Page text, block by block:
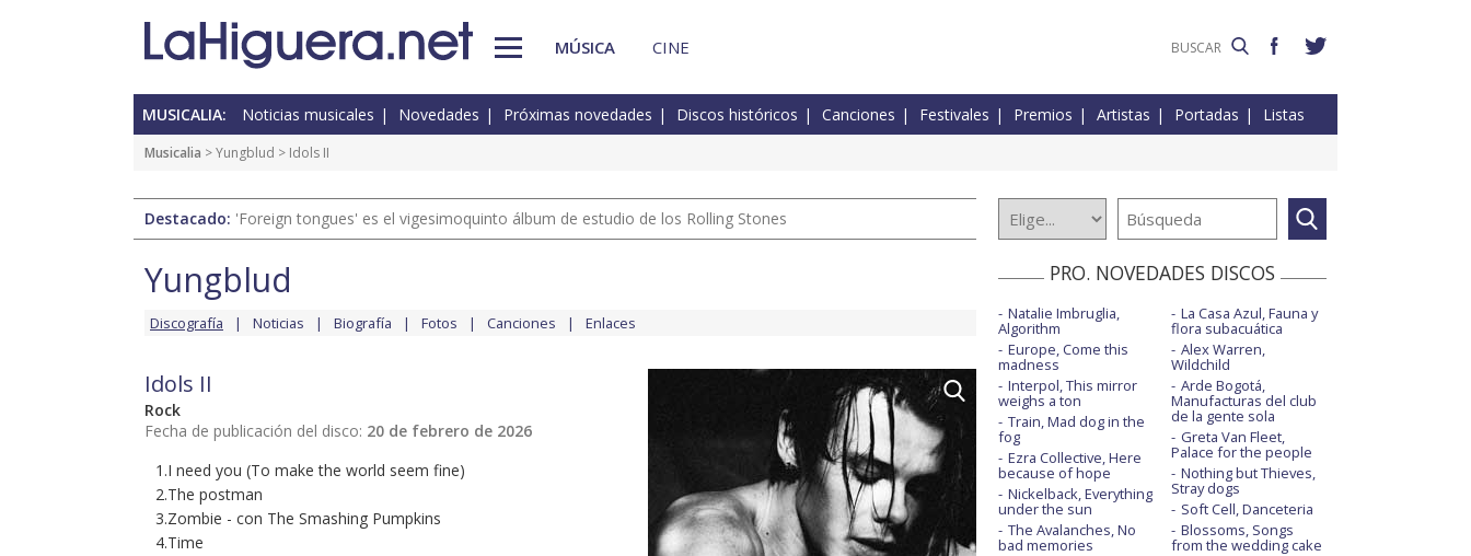
MÚSICA CINE
MUSICALIA: Noticias musicales Novedades Próximas novedades Discos históricos Canciones Festivales Premios Artistas Portadas Listas
Musicalia >Yungblud > Idols II
Destacado: 'Foreign tongues' es el vigesimoquinto álbum de estudio de los Rolling Stones
Yungblud
Discografía Noticias Biografía Fotos Canciones Enlaces
Idols II
Rock
Fecha de publicación del disco: 20 de febrero de 2026
1.I need you (To make the world seem fine)
2.The postman
3.Zombie - con The Smashing Pumpkins
4.Time
PRO. NOVEDADES DISCOS
Natalie Imbruglia,
Algorithm
Europe, Come this
madness
Interpol, This mirror
weighs a ton
Train, Mad dog in the
fog
Ezra Collective, Here
because of hope
Nickelback, Everything
under the sun
The Avalanches, No
bad memories
La Casa Azul, Fauna y
flora subacuática
Alex Warren,
Wildchild
Arde Bogotá,
Manufacturas del club
de la gente sola
Greta Van Fleet,
Palace for the people
Nothing but Thieves,
Stray dogs
Soft Cell, Danceteria
Blossoms, Songs
from the wedding cake